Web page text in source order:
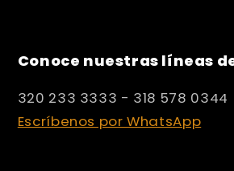
Conoce nuestras líneas
320 233 3333 - 318 578 0344
Escríbenos por WhatsApp